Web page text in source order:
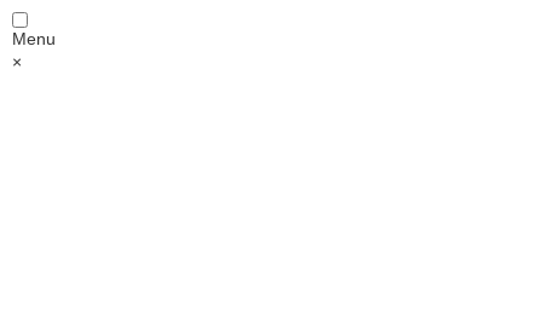
Menu
×